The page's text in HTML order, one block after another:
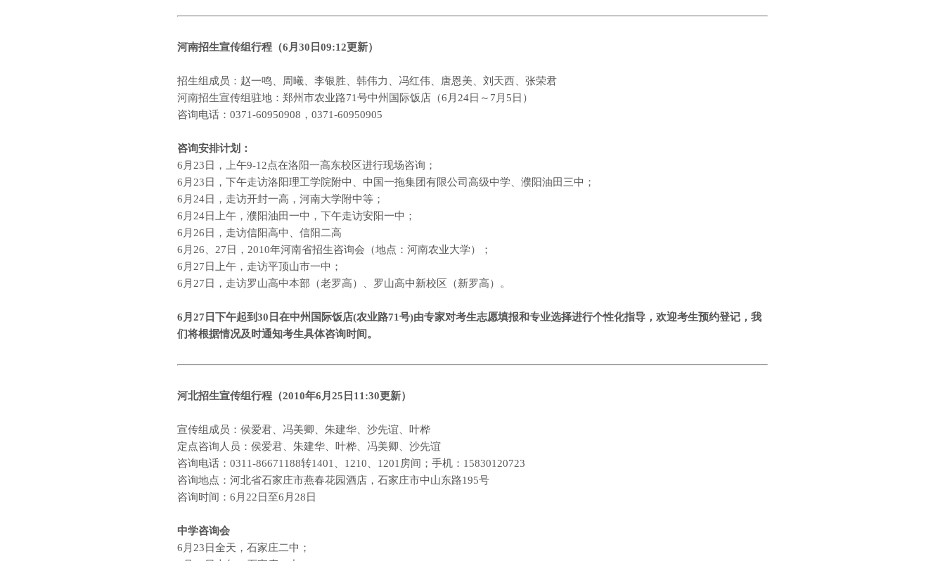
河南招生宣传组行程（6 月 30 日09:12更新）
招生组成员：赵一鸣、周曦、李银胜、韩伟力、冯红伟、唐恩美、刘天西、张荣君
河南招生宣传组驻地：郑州市农业路71号中州国际饭店（6 月 24日～ 7 月 5 日）
咨询电话： 0371-60950908 ， 0371-60950905
咨询安排计划：
6 月 23 日，上午9-12点在洛阳一高东校区进行现场咨询；
6 月 23 日，下午走访洛阳理工学院附中、中国一拖集团有限公司高级中学、濮阳油田三中；
6 月 24日，走访开封一高，河南大学附中等；
6 月 24日上午，濮阳油田一中，下午走访安阳一中；
6 月 26 日，走访信阳高中、信阳二高
6 月 26 27 日， 2010年河南省招生咨询会（地点：河南农业大学）；
6 月 27 日上午，走访平顶山市一中；
6 月 27 日，走访罗山高中本部（老罗高）、罗山高中新校区（新罗高）。
6 月 27 日下午起到30 日在中州国际饭店(农业路71号)由专家对考生志愿填报和专业选择进行个性化指导，欢迎考生预约登记，我
们将根据情况及时通知考生具体咨询时间。
河北招生宣传组行程（2010年6 月 25 日 11:30更新）
宣传组成员：侯爱君、冯美卿、朱建华、沙先谊、叶桦
定点咨询人员：侯爱君、朱建华、叶桦、冯美卿、沙先谊
咨询电话： 0311-86671188转1401 1210 1201 房间；手机： 15830120723
咨询地点：河北省石家庄市燕春花园酒店，石家庄市中山东路195号
咨询时间： 6 月 22 日至6 月 28 日
中学咨询会
6 月 23 日全天，石家庄二中；